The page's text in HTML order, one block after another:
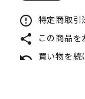
error_outline 特定商取引
share この商品を
undo 買い物を続